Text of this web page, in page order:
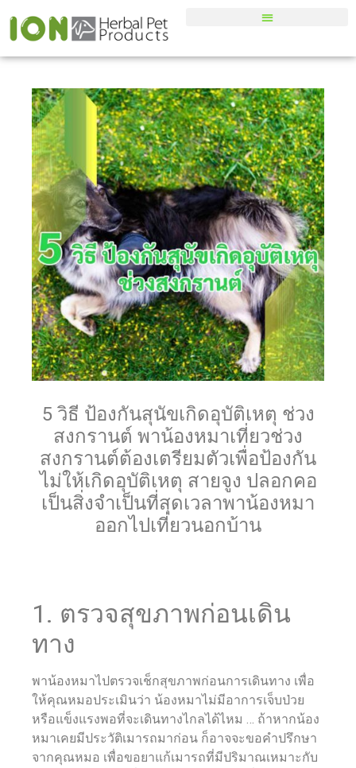
5 วิธี ป้องกันสุนัขเกิดอุบัติเหตุ ช่วง
สงกรานต์ พาน้องหมาเที่ยวช่วง
สงกรานต์ต้องเตรียมตัวเพื่อป้องกัน
ไม่ให้เกิดอุบัติเหตุ สายจูง ปลอกคอ
เป็นสิ่งจำเป็นที่สุดเวลาพาน้องหมา
ออกไปเที่ยวนอกบ้าน
1. ตรวจสุขภาพก่อนเดิน
ทาง
พาน้องหมาไปตรวจเช็กสุขภาพก่อนการเดินทาง เพื่อ
ให้คุณหมอประเมินว่า น้องหมาไม่มีอาการเจ็บป่วย
หรือแข็งแรงพอที่จะเดินทางไกลได้ไหม … ถ้าหากน้อง
หมาเคยมีประวัติเมารถมาก่อน ก็อาจจะขอคำปรึกษา
จากคุณหมอ เพื่อขอยาแก้เมารถที่มีปริมาณเหมาะกับ